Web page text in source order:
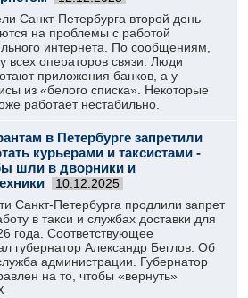
Санкт-Петербурга второй день
на проблемы с работой
интернета. По сообщениям,
всех операторов связи. Люди
приложения банков, а у
из «белого списка». Некоторые
работает нестабильно.
в Петербурге запретили
курьерами и таксистами -
шли в дворники и
10.12.2025
Санкт-Петербурга продлили запрет
в такси и службах доставки для
года. Соответствующее
губернатор Александр Беглов. Об
администрации. Губернатор
на то, чтобы «вернуть»